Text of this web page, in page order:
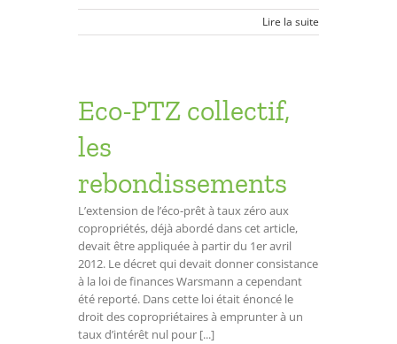
Lire la suite
Eco-PTZ collectif,
les
rebondissements
L’extension de l’éco-prêt à taux zéro aux
copropriétés, déjà abordé dans cet article,
devait être appliquée à partir du 1er avril
2012. Le décret qui devait donner consistance
à la loi de finances Warsmann a cependant
été reporté. Dans cette loi était énoncé le
droit des copropriétaires à emprunter à un
taux d’intérêt nul pour [...]